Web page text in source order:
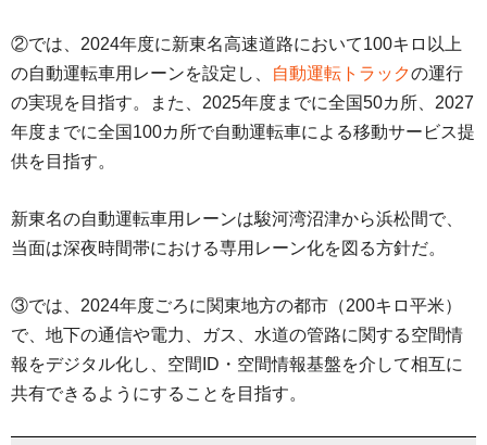
②では、2024年度に新東名高速道路において100キロ以上
の自動運転車用レーンを設定し、
自動運転トラックの運行
の実現を目指す。また、2025年度までに全国50カ所、2027
年度までに全国100カ所で自動運転車による移動サービス提
供を目指す。
新東名の自動運転車用レーンは駿河湾沼津から浜松間で、
当面は深夜時間帯における専用レーン化を図る方針だ。
③では、2024年度ごろに関東地方の都市（200キロ平米）
で、地下の通信や電力、ガス、水道の管路に関する空間情
報をデジタル化し、空間ID・空間情報基盤を介して相互に
共有できるようにすることを目指す。